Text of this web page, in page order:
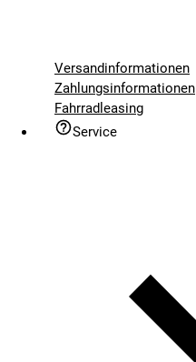
Versandinformationen
Zahlungsinformationen
Fahrradleasing
Service